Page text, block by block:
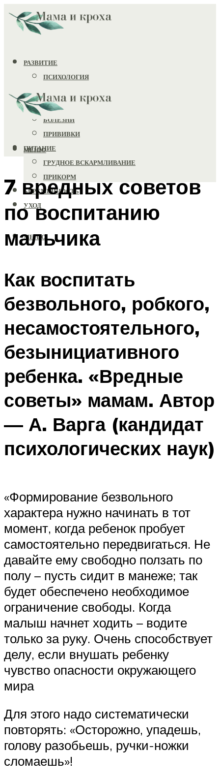
РАЗВИТИЕ
ПСИХОЛОГИЯ
ИГРУШКИ
ЗДОРОВЬЕ
БОЛЕЗНИ
ПРИВИВКИ
ПИТАНИЕ
ГРУДНОЕ ВСКАРМЛИВАНИЕ
ПРИКОРМ
БЕРЕМЕННОСТЬ
УХОД
МЕНЮ
МЕНЮ
7 вредных советов
по воспитанию
мальчика
Как воспитать
безвольного, робкого,
несамостоятельного,
безынициативного
ребенка. «Вредные
советы» мамам. Автор
— А. Варга (кандидат
психологических наук)
«Формирование безвольного
характера нужно начинать в тот
момент, когда ребенок пробует
самостоятельно передвигаться. Не
давайте ему свободно ползать по
полу – пусть сидит в манеже; так
будет обеспечено необходимое
ограничение свободы. Когда
малыш начнет ходить – водите
только за руку. Очень способствует
делу, если внушать ребенку
чувство опасности окружающего
мира
Для этого надо систематически
повторять: «Осторожно, упадешь,
голову разобьешь, ручки-ножки
сломаешь»!